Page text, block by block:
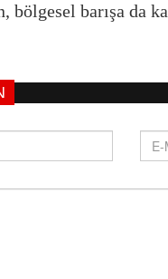
barışa da